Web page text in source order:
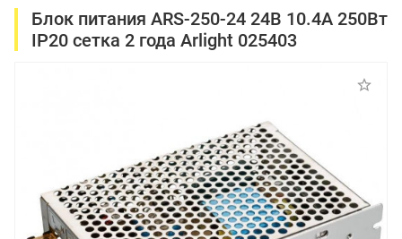
о
а
Блок питания ARS-250-24 24В 10.4А 250Вт
IP20 сетка 2 года Arlight 025403